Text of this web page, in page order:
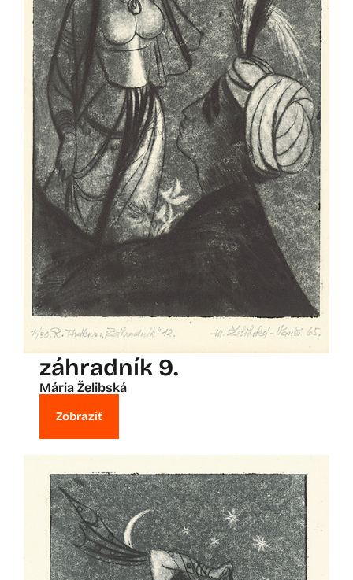
záhradník 9.
Mária Želibská
Zobraziť